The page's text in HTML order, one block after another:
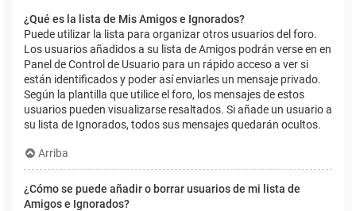
¿Qué es la lista de Mis Amigos e Ignorados?
Puede utilizar la lista para organizar otros usuarios del foro.
Los usuarios añadidos a su lista de Amigos podrán verse en en
Panel de Control de Usuario para un rápido acceso a ver si
están identificados y poder así enviarles un mensaje privado.
Según la plantilla que utilice el foro, los mensajes de estos
usuarios pueden visualizarse resaltados. Si añade un usuario a
su lista de Ignorados, todos sus mensajes quedarán ocultos.
Arriba
¿Cómo se puede añadir o borrar usuarios de mi lista de
Amigos e Ignorados?